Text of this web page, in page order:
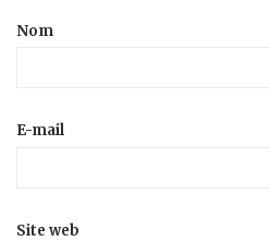
Nom
E-mail
Site web